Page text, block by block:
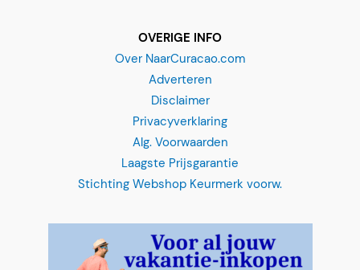
Alg. Voorwaarden
Laagste Prijsgarantie
Stichting Webshop Keurmerk voorw.